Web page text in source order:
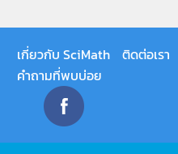
เกี่ยวกับ SciMath ติดต่อเรา
คำถามที่พบบ่อย